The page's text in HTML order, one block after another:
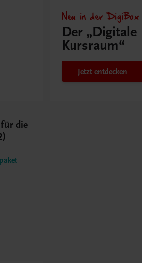
für die
Neu in der DigiBox
Der „Digitale
Kursraum“
Jetzt entdecken